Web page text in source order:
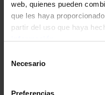
web, quienes pueden
que les haya
partir del uso que haya
Necesario
Preferencias
Dirección